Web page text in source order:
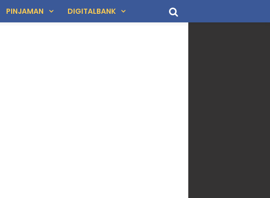
PINJAMAN DIGITALBANK